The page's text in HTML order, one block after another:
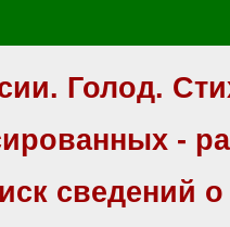
Голод.
-
сведений